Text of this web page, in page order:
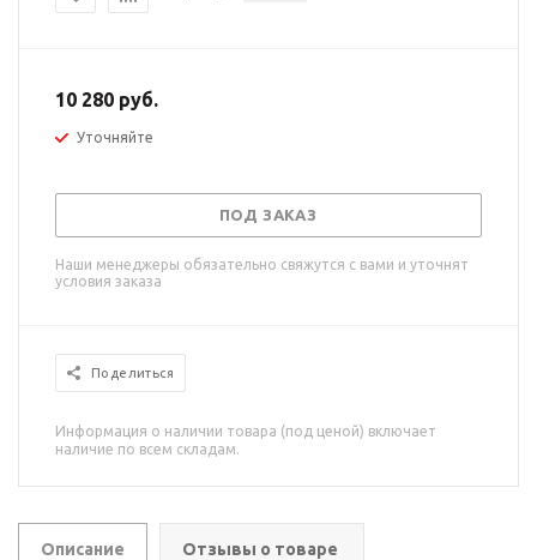
10 280 руб.
Уточняйте
ПОД ЗАКАЗ
Наши менеджеры обязательно свяжутся с вами и уточнят
условия заказа
Поделиться
Информация о наличии товара (под ценой) включает
наличие по всем складам.
Описание Отзывы о товаре